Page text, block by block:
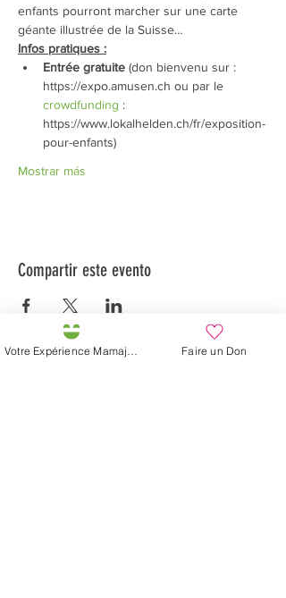
enfants pourront marcher sur une carte
géante illustrée de la Suisse…
Infos pratiques :
Entrée gratuite (don bienvenu sur :
https://expo.amusen.ch ou par le
crowdfunding :
https://www.lokalhelden.ch/fr/exposition-
pour-enfants)
Mostrar más
Compartir este evento
Faire un Don